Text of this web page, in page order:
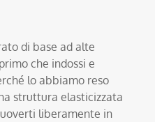
di base ad alte
che indossi e
lo abbiamo reso
struttura elasticizzata
liberamente in